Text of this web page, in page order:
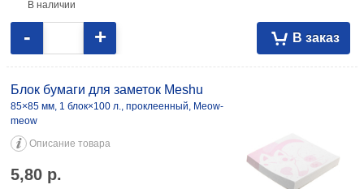
В наличии
В заказ
- +
Блок бумаги для заметок Meshu
85×85 мм, 1 блок×100 л., проклеенный, Meow-
meow
Описание товара
5,80 р.